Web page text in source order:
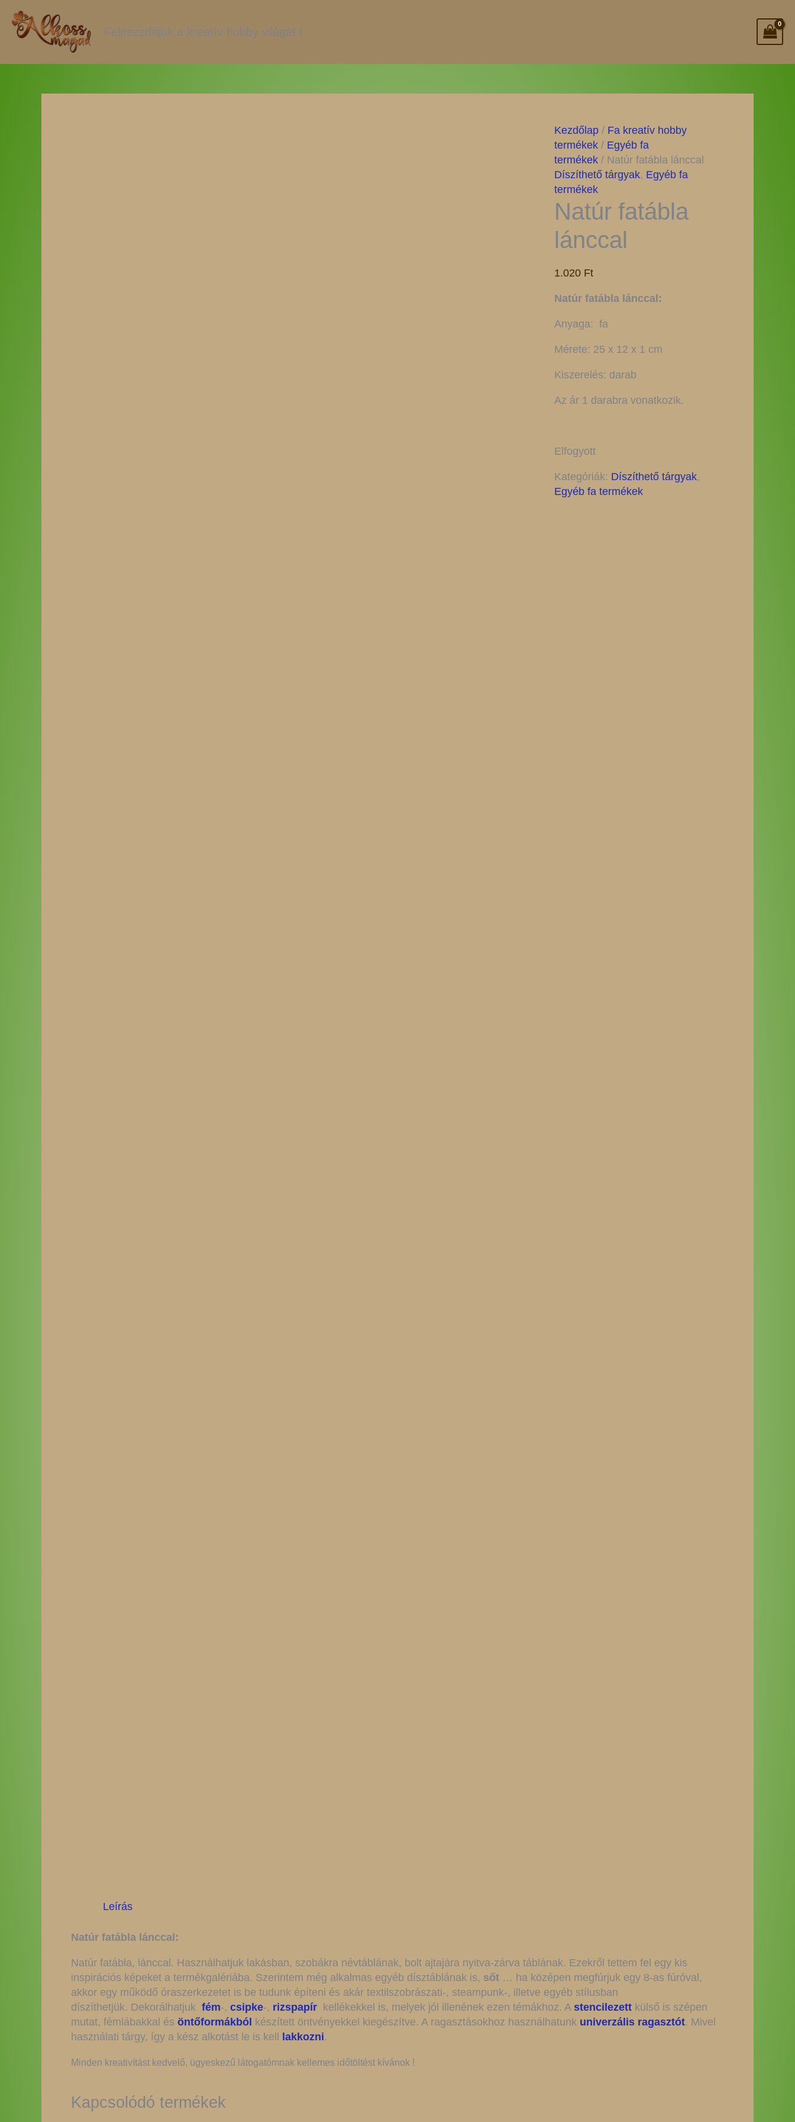
content
Felpezsdítjük a kreatív hobby világát !
Kezdőlap/ Fa kreatív hobby
termékek/ Egyéb fa
termékek/ Natúr fatábla lánccal
Díszíthető tárgyak, Egyéb fa
termékek
Natúr fatábla
lánccal
1.020 Ft
Natúr fatábla lánccal:
Anyaga: fa
Mérete: 25 x 12 x 1 cm
Kiszerelés: darab
Az ár 1 darabra vonatkozik.
Elfogyott
Kategóriák: Díszíthető tárgyak,
Egyéb fa termékek
Leírás
Natúr fatábla lánccal:
Natúr fatábla, lánccal. Használhatjuk lakásban, szobákra névtáblának, bolt ajtajára nyitva-zárva táblának. Ezekről tettem fel egy kis
inspirációs képeket a termékgalériába. Szerintem még alkalmas egyéb dísztáblának is, sőt … ha középen megfúrjuk egy 8-as fúróval,
akkor egy működő óraszerkezetet is be tudunk építeni és akár textilszobrászati-, steampunk-, illetve egyéb stílusban
díszíthetjük. Dekorálhatjuk fém-, csipke-, rizspapír kellékekkel is, melyek jól illenének ezen témákhoz. A stencilezett külső is szépen
mutat, fémlábakkal és öntőformákból készített öntvényekkel kiegészítve. A ragasztásokhoz használhatunk univerzális ragasztót. Mivel
használati tárgy, így a kész alkotást le is kell
lakkozni.
Minden kreativítást kedvelő, ügyeskezű látogatómnak kellemes időtöltést kívánok !
Kapcsolódó termékek